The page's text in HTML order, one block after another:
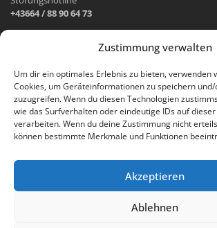
Zustimmung verwalten
Um dir ein optimales Erlebnis zu bieten, verwenden
Cookies, um Geräteinformationen zu speichern
zuzugreifen. Wenn du diesen Technologien
wie das Surfverhalten oder eindeutige IDs auf dieser
verarbeiten. Wenn du deine Zustimmung nicht
können bestimmte Merkmale und Funktionen
Akzeptieren
Ablehnen
+43664 / 88 90 64 73
Wr. Neustädter Straße 1
2733 Grünbach am Schneeberg
Öffnungszeiten Gemeindeamt:
Montag: 8.00 – 12.00 Uhr und 14.00 – 18.00 Uhr
Freitag: 8.00 – 12.00 Uhr
Email: